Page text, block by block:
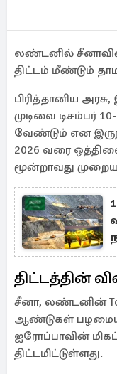
லண்டனில்
திட்டம் மீண்டும்
பிரித்தானிய
முடிவை டிசம்பர்
வேண்டும் என
2026 வரை
மூன்றாவது
திட்டத்தின்
சீனா, லண்டனின்
ஆண்டுகள்
ஐரோப்பாவின்
திட்டமிட்டுள்ளது.